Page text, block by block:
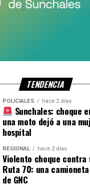
,
NA
TENDENCIA
POLICIALES hace 2 días
Sunchales: choque
una moto dejó a una
hospital
REGIONAL hace 2 días
Violento choque contra
Ruta 70: una
de GNC